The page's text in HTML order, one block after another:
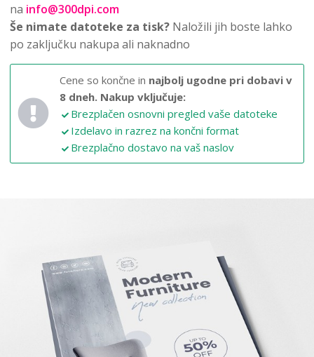
na info@300dpi.com
Še nimate datoteke za tisk? Naložili jih boste lahko
po zaključku nakupa ali naknadno
Cene so končne in najbolj ugodne pri dobavi v
8 dneh. Nakup vključuje:
Brezplačen osnovni pregled vaše datoteke
Izdelavo in razrez na končni format
Brezplačno dostavo na vaš naslov